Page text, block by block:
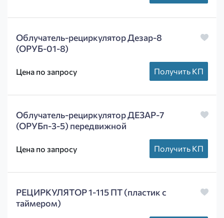
Облучатель-рециркулятор Дезар-8
(ОРУБ-01-8)
Цена по запросу Получить КП
Облучатель-рециркулятор ДЕЗАР-7
(ОРУБп-3-5) передвижной
Цена по запросу Получить КП
РЕЦИРКУЛЯТОР 1-115 ПТ (пластик с
таймером)